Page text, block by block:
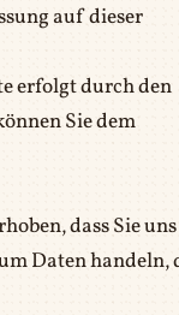
auf dieser
erfolgt durch den
Sie dem
dass Sie uns
Daten handeln,